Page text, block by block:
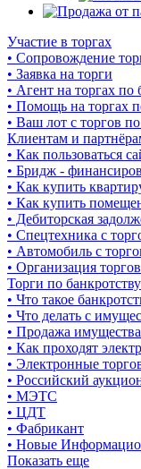
Участие в торгах
• Сопровождение
• Заявка на торги
• Агент на торгах по
• Помощь на торгах
• Ваш лот с торгов
Клиентам и
• Как пользоваться
• Бридж -
• Как купить
• Как купить
• Дебиторская
• Спецтехника с
• Автомобиль с
• Организация
Торги по банкротству
• Что такое
• Что делать с
• Продажа
• Как проходят
• Электронные
• Российский
• МЭТС
• ЦДТ
• Фабрикант
• Новые
Показать еще